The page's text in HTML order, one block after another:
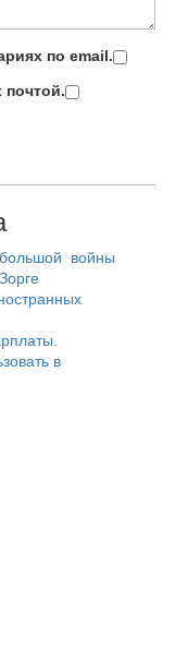
по email.
почтой.
большой войны
в